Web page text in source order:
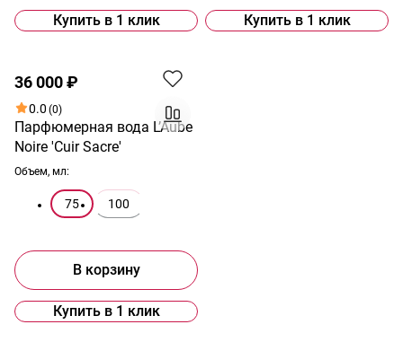
Купить в 1 клик Купить в 1 клик
36 000 ₽
0.0 (0)
Парфюмерная вода L’Aube
Noire 'Cuir Sacre'
Объем, мл:
75 100
В корзину
Купить в 1 клик